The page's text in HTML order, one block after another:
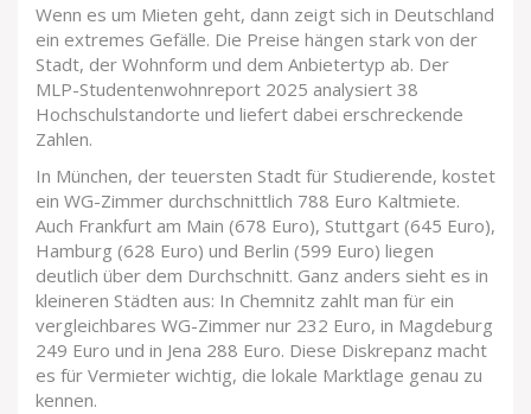
Wenn es um Mieten geht, dann zeigt sich in Deutschland
ein extremes Gefälle. Die Preise hängen stark von der
Stadt, der Wohnform und dem Anbietertyp ab. Der
MLP-Studentenwohnreport 2025 analysiert 38
Hochschulstandorte und liefert dabei erschreckende
Zahlen.
In München, der teuersten Stadt für Studierende, kostet
ein WG-Zimmer durchschnittlich 788 Euro Kaltmiete.
Auch Frankfurt am Main (678 Euro), Stuttgart (645 Euro),
Hamburg (628 Euro) und Berlin (599 Euro) liegen
deutlich über dem Durchschnitt. Ganz anders sieht es in
kleineren Städten aus: In Chemnitz zahlt man für ein
vergleichbares WG-Zimmer nur 232 Euro, in Magdeburg
249 Euro und in Jena 288 Euro. Diese Diskrepanz macht
es für Vermieter wichtig, die lokale Marktlage genau zu
kennen.